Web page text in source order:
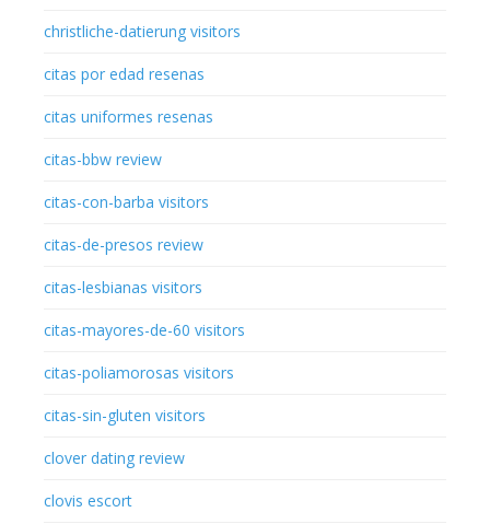
christliche-datierung visitors
citas por edad resenas
citas uniformes resenas
citas-bbw review
citas-con-barba visitors
citas-de-presos review
citas-lesbianas visitors
citas-mayores-de-60 visitors
citas-poliamorosas visitors
citas-sin-gluten visitors
clover dating review
clovis escort